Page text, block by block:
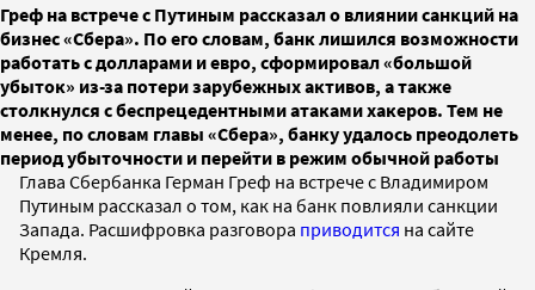
Греф на встрече с Путиным рассказал о влиянии санкций на
бизнес «Сбера». По его словам, банк лишился возможности
работать с долларами и евро, сформировал «большой
убыток» из-за потери зарубежных активов, а также
столкнулся с беспрецедентными атаками хакеров. Тем не
менее, по словам главы «Сбера», банку удалось преодолеть
период убыточности и перейти в режим обычной работы
Глава Сбербанка Герман Греф на встрече с Владимиром
Путиным рассказал о том, как на банк повлияли санкции
Запада. Расшифровка разговора приводится на сайте
Кремля.